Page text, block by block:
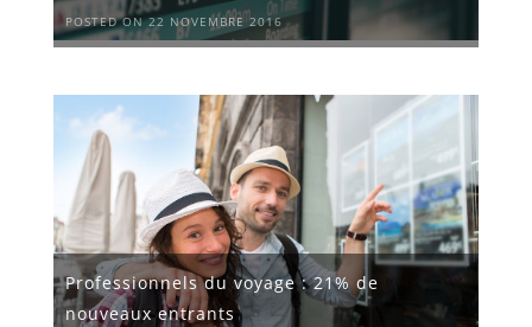
POSTED ON 22 NOVEMBRE 2016
Professionnels du voyage : 21% de
nouveaux entrants